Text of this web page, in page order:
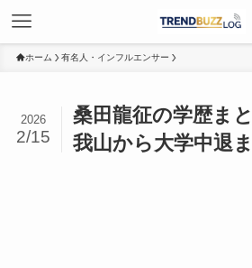
ホーム 有名人・インフルエンサー
桑田龍征の学歴ま
我山から大学中退
2026
2/15